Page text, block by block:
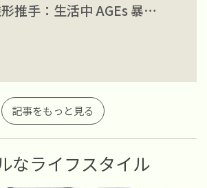
推手：生活中 AGEs 暴⋯
記事をもっと見る
なライフスタイル